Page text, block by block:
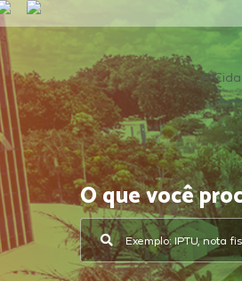
A
O que você